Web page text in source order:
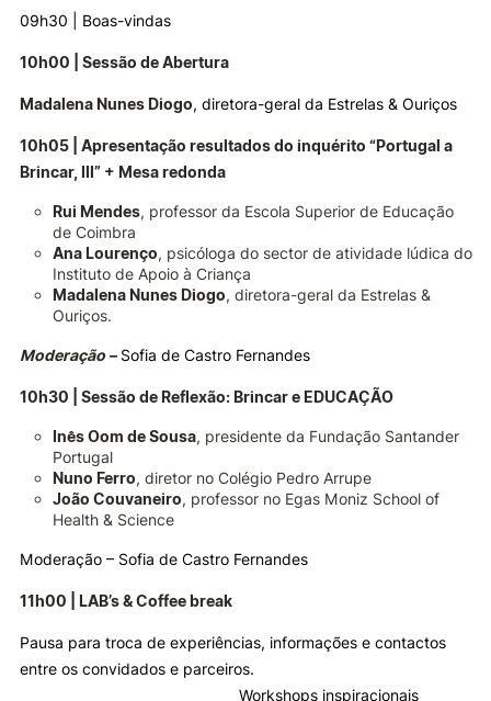
09h30 | Boas-vindas
10h00 | Sessão de Abertura
Madalena Nunes Diogo, diretora-geral da Estrelas & Ouriços
10h05 | Apresentação resultados do inquérito “Portugal a
Brincar, III” + Mesa redonda
Rui Mendes, professor da Escola Superior de Educação
de Coimbra
Ana Lourenço, psicóloga do sector de atividade lúdica do
Instituto de Apoio à Criança
Madalena Nunes Diogo, diretora-geral da Estrelas &
Ouriços.
Moderação – Sofia de Castro Fernandes
10h30 | Sessão de Reflexão:Brincar e EDUCAÇÃO
Inês Oom de Sousa, presidente da Fundação Santander
Portugal
Nuno Ferro, diretor no Colégio Pedro Arrupe
João Couvaneiro, professor no Egas Moniz School of
Health & Science
Moderação – Sofia de Castro Fernandes
11h00 | LAB’s & Coffee break
Pausa para troca de experiências, informações e contactos
entre os convidados e parceiros.
Workshops inspiracionais